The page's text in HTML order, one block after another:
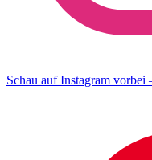
Schau auf Instagram